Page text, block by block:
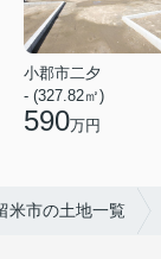
小郡市二夕
- (327.82㎡)
590万円
米市の土地一覧